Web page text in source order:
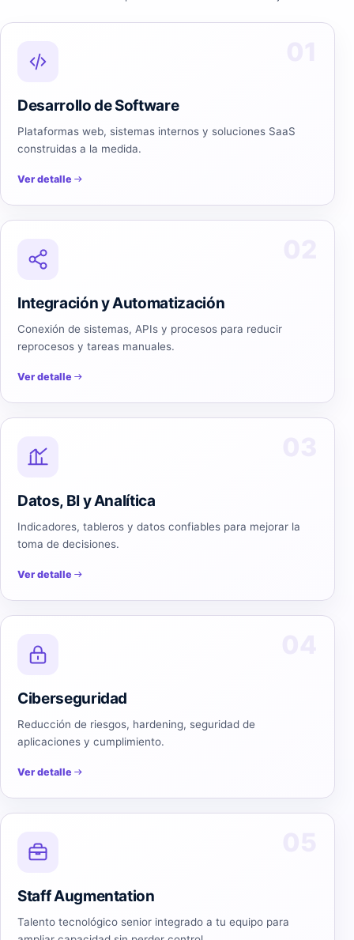
Desarrollo de Software
Plataformas web, sistemas internos y soluciones SaaS
construidas a la medida.
Ver detalle
Integración y Automatización
Conexión de sistemas, APIs y procesos para reducir
reprocesos y tareas manuales.
Ver detalle
Datos, BI y Analítica
Indicadores, tableros y datos confiables para mejorar la
toma de decisiones.
Ver detalle
Ciberseguridad
Reducción de riesgos, hardening, seguridad de
aplicaciones y cumplimiento.
Ver detalle
Staff Augmentation
Talento tecnológico senior integrado a tu equipo para